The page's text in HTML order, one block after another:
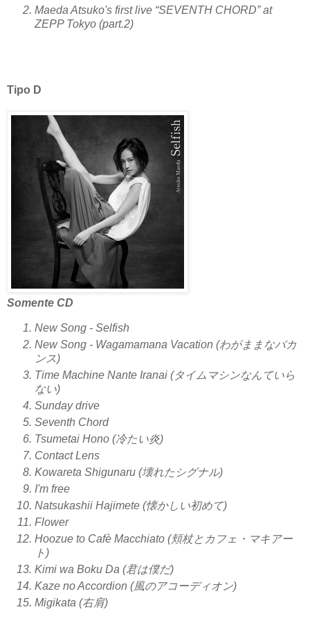
Maeda Atsuko's first live “SEVENTH CHORD” at
ZEPP Tokyo (part.2)
Tipo D
Somente CD
New Song - Selfish
New Song - Wagamamana Vacation (わがままなバカ
ンス)
Time Machine Nante Iranai (タイムマシンなんていら
ない)
Sunday drive
Seventh Chord
Tsumetai Hono (冷たい炎)
Contact Lens
Kowareta Shigunaru (壊れたシグナル)
I'm free
Natsukashii Hajimete (懐かしい初めて)
Flower
Hoozue to Cafè Macchiato (頬杖とカフェ・マキアー
ト)
Kimi wa Boku Da (君は僕だ)
Kaze no Accordion (風のアコーディオン)
Migikata (右肩)